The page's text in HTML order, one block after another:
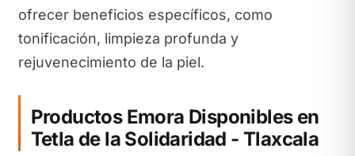
ofrecer beneficios específicos, como
tonificación, limpieza profunda y
rejuvenecimiento de la piel.
Productos Emora Disponibles en
Tetla de la Solidaridad - Tlaxcala